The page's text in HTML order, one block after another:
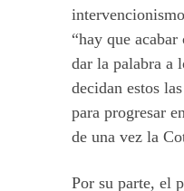
“hay que
dar la palabra a
decidan estos
para progresar
de una vez la
Por su parte, el